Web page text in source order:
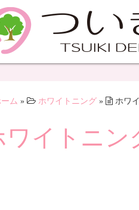
ーム » ホワイトニング » ホワ
ワイトニン